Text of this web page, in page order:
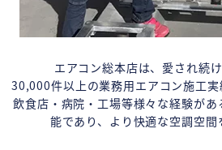
エアコン総本店は、愛され続
30,000件以上の業務用エアコン施工実
飲食店・病院・工場等様々な経験が
能であり、より快適な空調空間